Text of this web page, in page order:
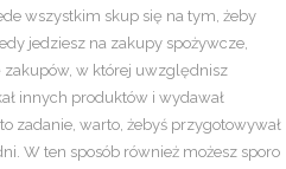
wszystkim skup się na tym, żeby
jedziesz na zakupy spożywcze,
zakupów, w której uwzględnisz
innych produktów i wydawał
zadanie, warto, żebyś przygotowywał
W ten sposób również możesz sporo